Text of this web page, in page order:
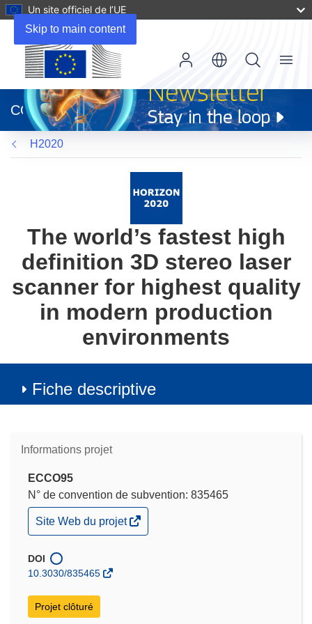
Skip to main content
Un site officiel de l’UE
dans
une
nouvelle
fenêtre)
CORDIS
Menu
H2020
The world’s fastest high
definition 3D stereo laser
scanner for highest quality
in modern production
environments
Fiche descriptive
Informations projet
ECCO95
N° de convention de subvention: 835465
(s’ouvre
dans
nouvelle
fenêtre)
Site Web du projet
DOI
10.3030/835465
Projet clôturé